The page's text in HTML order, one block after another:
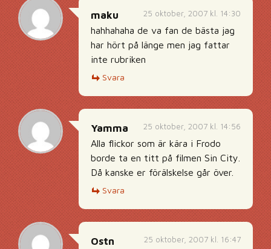
25 oktober, 2007 kl. 14:30
maku
hahhahaha de va fan de bästa jag
har hört på länge men jag fattar
inte rubriken
Svara
25 oktober, 2007 kl. 14:56
Yamma
Alla flickor som är kära i Frodo
borde ta en titt på filmen Sin City.
Då kanske er förälskelse går över.
Svara
25 oktober, 2007 kl. 16:47
Ostn